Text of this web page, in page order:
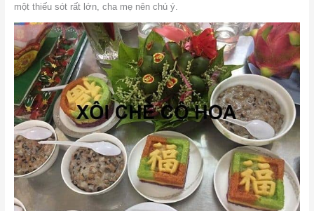
một thiếu sót rất lớn, cha mẹ nên chú ý.